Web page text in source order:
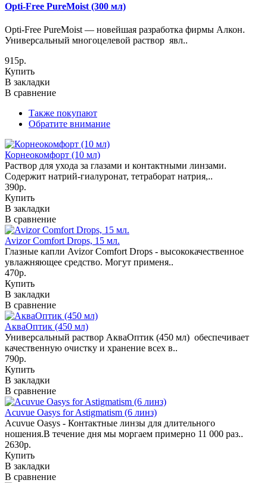
Opti-Free PureMoist (300 мл)
Opti-Free PureMoist — новейшая разработка фирмы Алкон.
Универсальный многоцелевой раствор явл..
915р.
Купить
В закладки
В сравнение
Также покупают
Обратите внимание
Корнеокомфорт (10 мл)
Раствор для ухода за глазами и контактными линзами.
Содержит натрий-гиалуронат, тетраборат натрия,..
390р.
Купить
В закладки
В сравнение
Avizor Comfort Drops, 15 мл.
Глазные капли Avizor Comfort Drops - высококачественное
увлажняющее средство. Могут применя..
470р.
Купить
В закладки
В сравнение
АкваОптик (450 мл)
Универсальный раствор АкваОптик (450 мл) обеспечивает
качественную очистку и хранение всех в..
790р.
Купить
В закладки
В сравнение
Acuvue Oasys for Astigmatism (6 линз)
Acuvue Oasys - Контактные линзы для длительного
ношения.В течение дня мы моргаем примерно 11 000 раз..
2630р.
Купить
В закладки
В сравнение